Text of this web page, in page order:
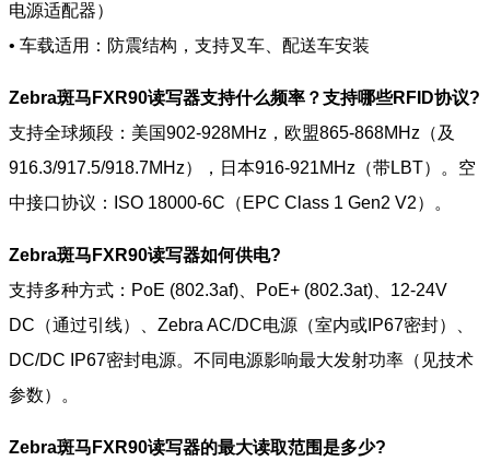
电源适配器）
• 车载适用：防震结构，支持叉车、配送车安装
Zebra斑马FXR90读写器支持什么频率？支持哪些RFID协议?
支持全球频段：美国902-928MHz，欧盟865-868MHz（及
916.3/917.5/918.7MHz），日本916-921MHz（带LBT）。空
中接口协议：ISO 18000-6C（EPC Class 1 Gen2 V2）。
Zebra斑马FXR90读写器如何供电?
支持多种方式：PoE (802.3af)、PoE+ (802.3at)、12-24V
DC（通过引线）、Zebra AC/DC电源（室内或IP67密封）、
DC/DC IP67密封电源。不同电源影响最大发射功率（见技术
参数）。
Zebra斑马FXR90读写器的最大读取范围是多少?